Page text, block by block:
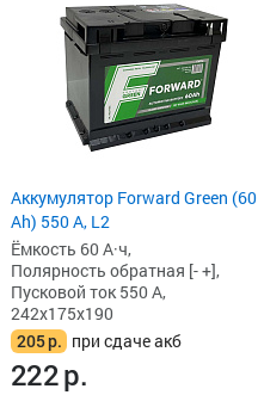
Аккумулятор Forward Green (60
Ah) 550 А, L2
Ёмкость 60 А·ч,
Полярность обратная [- +],
Пусковой ток 550 А,
242x175x190
205р. при сдаче акб
222р.